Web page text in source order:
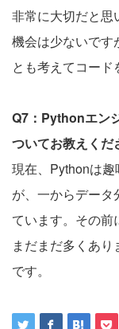
非常に大切だと思
機会は少ないです
とも考えてコード
Q7：Pythonエン
ついてお教えくだ
現在、Pythonは
が、一からデータ
ています。その
まだまだ多くあ
です。